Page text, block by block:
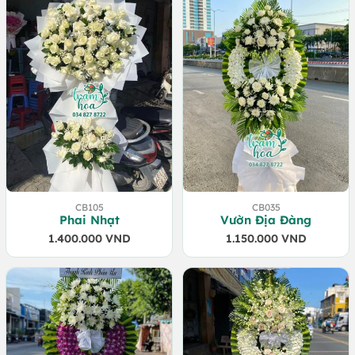
2.400.000 VND.
1.800.000 VND.
CB105
Phai Nhạt
1.400.000 VND
CB035
Vườn Địa Đàng
1.150.000 VND